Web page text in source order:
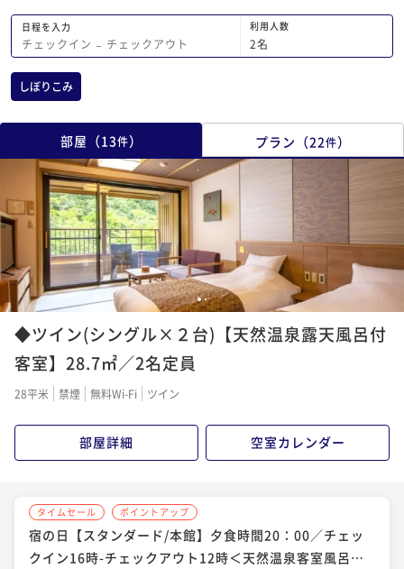
豪華な朝食を出すか
すが、昨日と何も構
思います。そして同
はあまり期待しない
らしき家族の卓の隣
いたかつ3月末で辞
(本人が話していた)
の従業員の個人情報(
続けるか等)をよく響
ていたので、割と居
す。自分の卓につい
4回全て素敵な方だっ
かもしれません。 大
切風呂全てを楽しみ
です。館内には「ら
この系列は本当にサ
も感動するのですが
日程を入力
チェックイン − チェックアウト
利用人数
2名
しぼりこみ
部屋 （13件） プラン （22件）
12
◆ツイン(シングル×２台)【天然温泉露天風呂付
客室】28.7㎡／2名定員
28平米 禁煙 無料Wi-Fi ツイン
部屋詳細 空室カレンダー
タイムセール ポイントアップ
宿の日【スタンダード/本館】夕食時間20：00／チェッ
クイン16時-チェックアウト12時＜天然温泉客室風呂付